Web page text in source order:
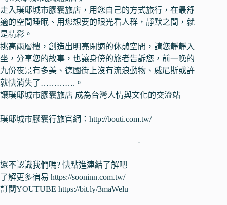
走入璞邸城市膠囊旅店，用您自己的方式旅行，在最舒
適的空間睡眠、用您想要的眼光看人群，靜默之間，就
是精彩。
挑高兩層樓，創造出明亮閑適的休憩空間，請您靜靜入
坐，分享您的故事，也讓身傍的旅者告訴您，前一晚的
九份夜景有多美、德國街上沒有流浪動物、威尼斯或許
就快消失了………….。
讓璞邸城市膠囊旅店 成為台灣人情與文化的交流站
璞邸城市膠囊行旅官網： http://bouti.com.tw/
—————————————————-
還不認識我們嗎? 快點進連結了解吧
了解更多宿易 https://sooninn.com.tw/
訂閱YOUTUBE https://bit.ly/3maWelu